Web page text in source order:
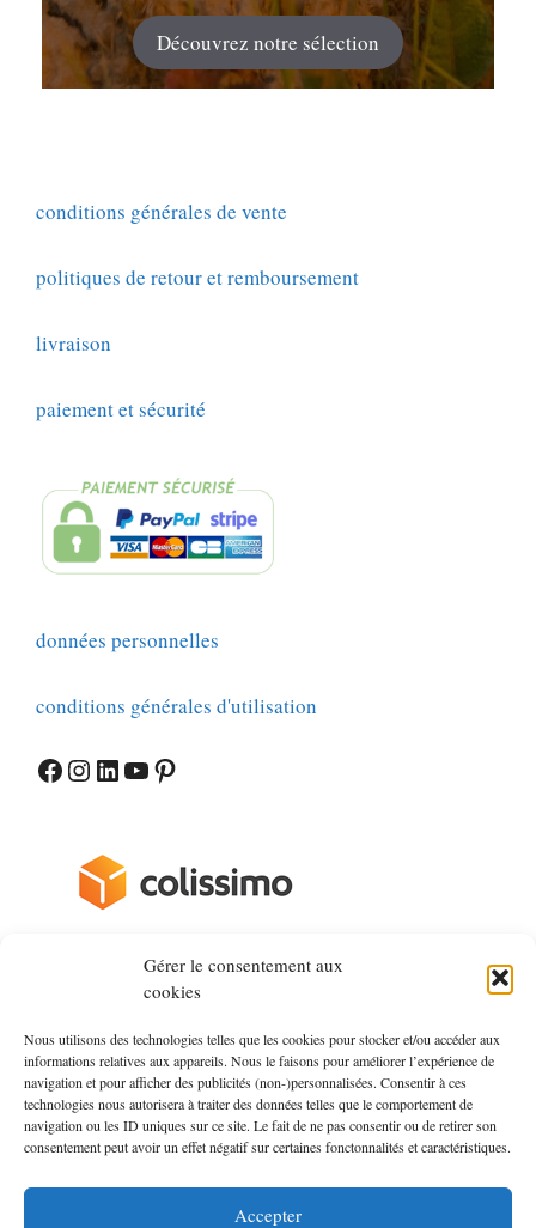
Gérer le consentement aux
cookies
Nous utilisons des technologies telles que les cookies pour stocker et/ou accéder aux
informations relatives aux appareils. Nous le faisons pour améliorer l’expérience de
navigation et pour afficher des publicités (non-)personnalisées. Consentir à ces
technologies nous autorisera à traiter des données telles que le comportement de
navigation ou les ID uniques sur ce site. Le fait de ne pas consentir ou de retirer son
consentement peut avoir un effet négatif sur certaines fonctonnalités et caractéristiques.
Accepter
Découvrez notre sélection
conditions générales de vente
politiques de retour et remboursement
livraison
paiement et sécurité
données personnelles
conditions générales d'utilisation
Facebook
Instagram
LinkedIn
YouTube
Pinterest
Mers&Bateaux, le magazine nautique
Côtes&Mers, le magazine du littoral